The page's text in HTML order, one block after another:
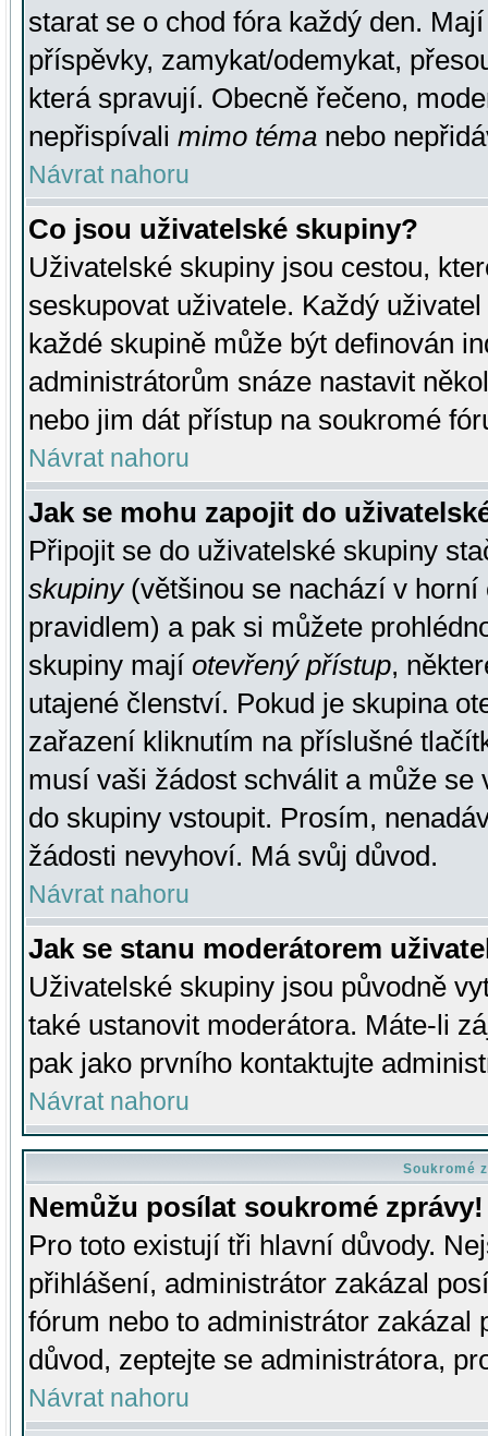
starat se o chod fóra každý den.
příspěvky, zamykat/odemykat,
která spravují. Obecně řečeno,
nepřispívali mimo téma nebo
Návrat nahoru
Co jsou uživatelské skupiny?
Uživatelské skupiny jsou cestou,
seskupovat uživatele. Každý
každé skupině může být definován
administrátorům snáze nastavit
nebo jim dát přístup na soukromé
Návrat nahoru
Jak se mohu zapojit do
Připojit se do uživatelské skupiny
skupiny(většinou se nachází v horní
pravidlem) a pak si můžete
skupiny mají otevřený přístup,
utajené členství. Pokud je skupina
zařazení kliknutím na příslušné
musí vaši žádost schválit a může se
do skupiny vstoupit. Prosím,
žádosti nevyhoví. Má svůj důvod.
Návrat nahoru
Jak se stanu moderátorem
Uživatelské skupiny jsou původně
také ustanovit moderátora. Máte-li
pak jako prvního kontaktujte
Návrat nahoru
Soukromé
Nemůžu posílat soukromé zprávy!
Pro toto existují tři hlavní důvody.
přihlášení, administrátor zakázal
fórum nebo to administrátor zakázal
důvod, zeptejte se administrátora,
Návrat nahoru